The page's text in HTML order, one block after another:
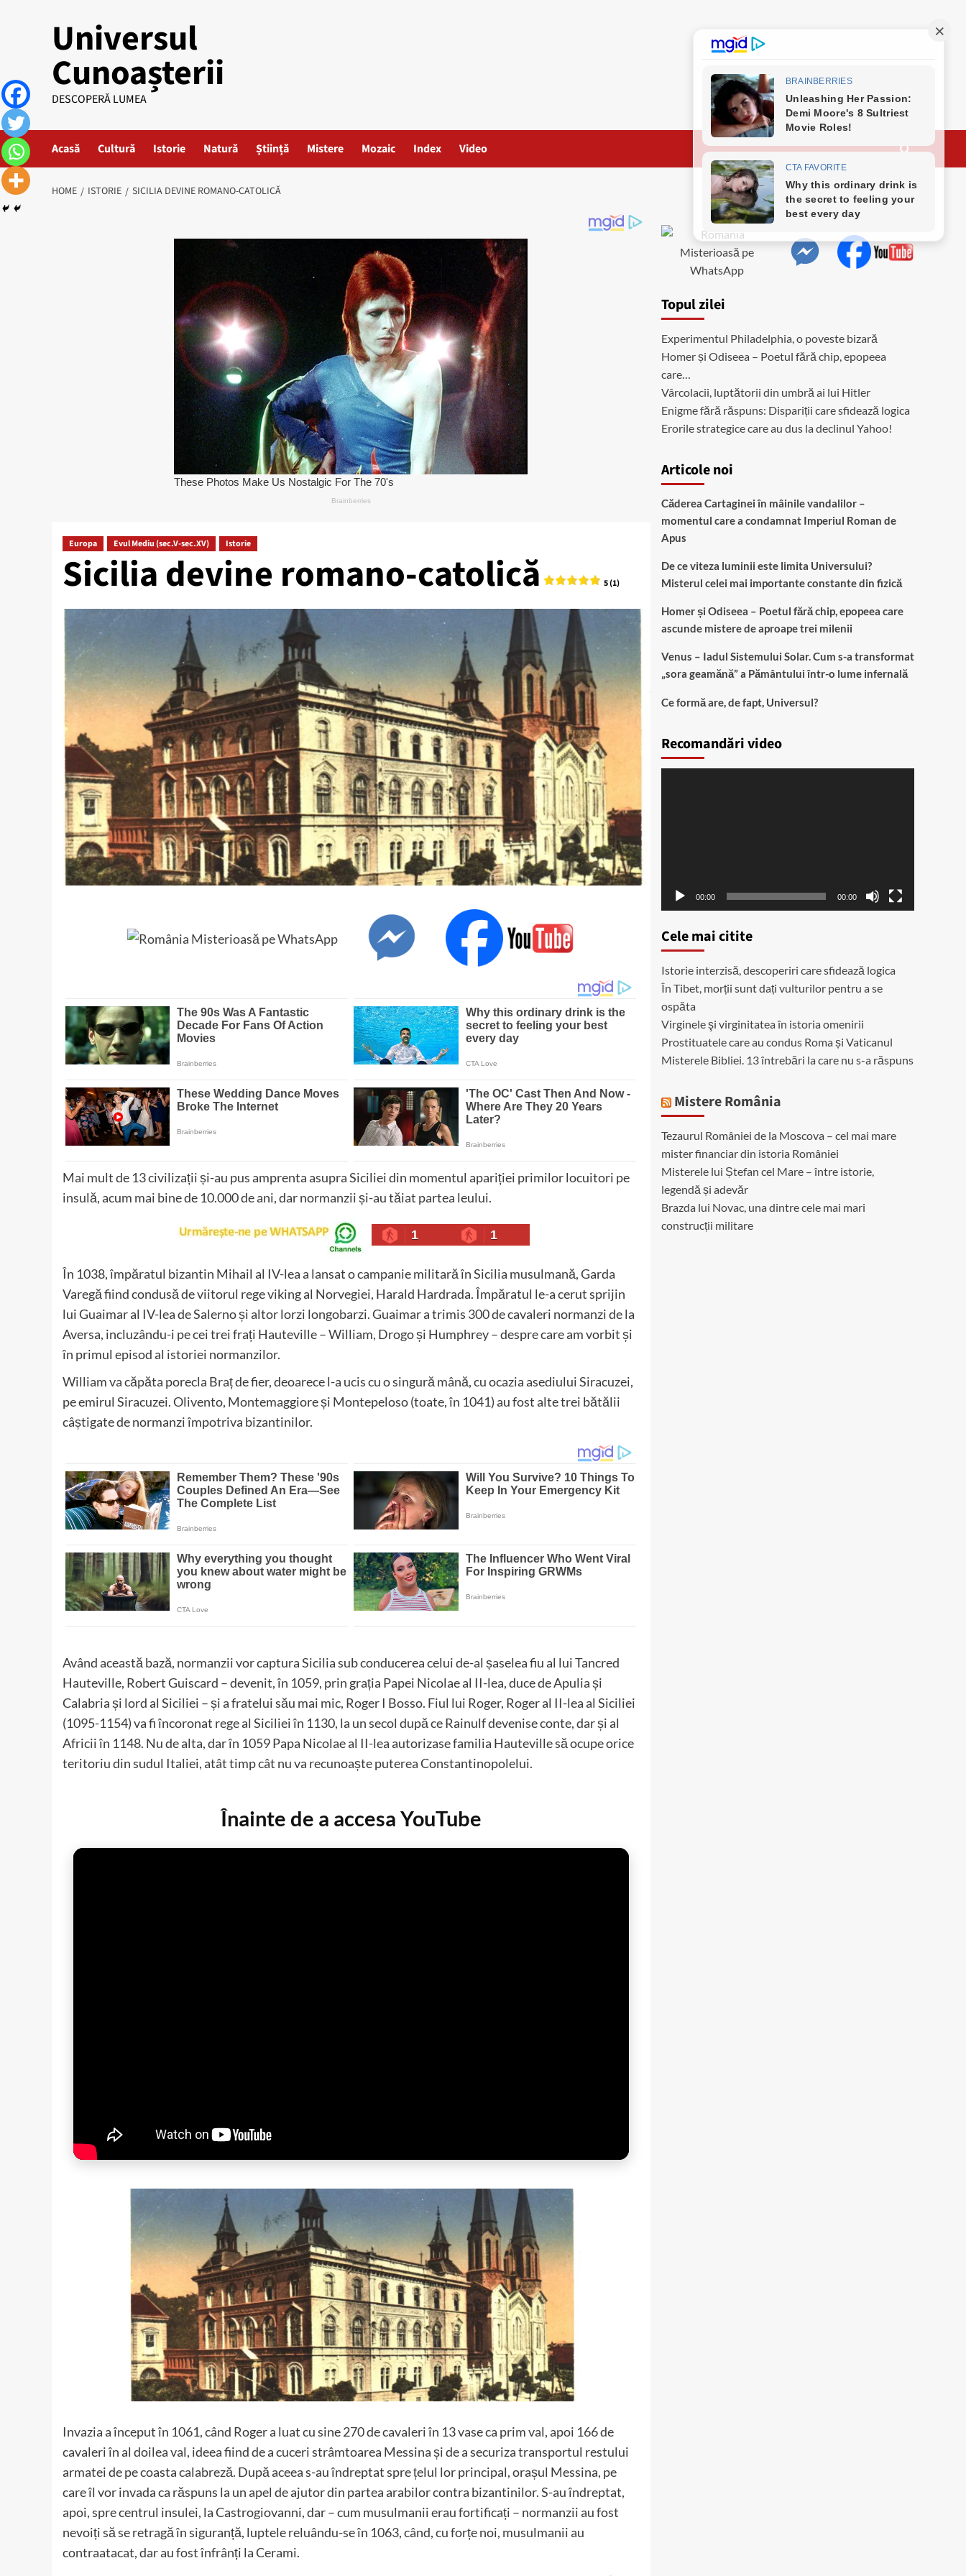
Universul
Cunoașterii
DESCOPERĂ LUMEA
Acasă Cultură Istorie Natură Știință Mistere Mozaic Index Video
HOME ISTORIE SICILIA DEVINE ROMANO-CATOLICĂ
Europa Evul Mediu (sec.V-sec.XV) Istorie
Sicilia devine romano-catolică 5 (1)
Mai mult de 13 civilizații și-au pus amprenta asupra Siciliei din momentul apariției primilor locuitori pe
insulă, acum mai bine de 10.000 de ani, dar normanzii și-au tăiat partea leului.
1 1
În 1038, împăratul bizantin Mihail al IV-lea a lansat o campanie militară în Sicilia musulmană, Garda
Varegă fiind condusă de viitorul rege viking al Norvegiei, Harald Hardrada. Împăratul le-a cerut sprijin
lui Guaimar al IV-lea de Salerno și altor lorzi longobarzi. Guaimar a trimis 300 de cavaleri normanzi de la
Aversa, incluzându-i pe cei trei frați Hauteville – William, Drogo și Humphrey – despre care am vorbit și
în primul episod al istoriei normanzilor.
William va căpăta porecla Braț de fier, deoarece l-a ucis cu o singură mână, cu ocazia asediului Siracuzei,
pe emirul Siracuzei. Olivento, Montemaggiore și Montepeloso (toate, în 1041) au fost alte trei bătălii
câștigate de normanzi împotriva bizantinilor.
Având această bază, normanzii vor captura Sicilia sub conducerea celui de-al șaselea fiu al lui Tancred
Hauteville, Robert Guiscard – devenit, în 1059, prin grația Papei Nicolae al II-lea, duce de Apulia și
Calabria și lord al Siciliei – și a fratelui său mai mic, Roger I Bosso. Fiul lui Roger, Roger al II-lea al Siciliei
(1095-1154) va fi încoronat rege al Siciliei în 1130, la un secol după ce Rainulf devenise conte, dar și al
Africii în 1148. Nu de alta, dar în 1059 Papa Nicolae al II-lea autorizase familia Hauteville să ocupe orice
teritoriu din sudul Italiei, atât timp cât nu va recunoaște puterea Constantinopolelui.
Înainte de a accesa YouTube
Invazia a început în 1061, când Roger a luat cu sine 270 de cavaleri în 13 vase ca prim val, apoi 166 de
cavaleri în al doilea val, ideea fiind de a cuceri strâmtoarea Messina și de a securiza transportul restului
armatei de pe coasta calabreză. După aceea s-au îndreptat spre țelul lor principal, orașul Messina, pe
care îl vor invada ca răspuns la un apel de ajutor din partea arabilor contra bizantinilor. S-au îndreptat,
apoi, spre centrul insulei, la Castrogiovanni, dar – cum musulmanii erau fortificați – normanzii au fost
nevoiți să se retragă în siguranță, luptele reluându-se în 1063, când, cu forțe noi, musulmanii au
contraatacat, dar au fost înfrânți la Cerami.
Topul zilei
Experimentul Philadelphia, o poveste bizară
Homer și Odiseea – Poetul fără chip, epopeea
care…
Vârcolacii, luptătorii din umbră ai lui Hitler
Enigme fără răspuns: Dispariții care sfidează logica
Erorile strategice care au dus la declinul Yahoo!
Articole noi
Căderea Cartaginei în mâinile vandalilor –
momentul care a condamnat Imperiul Roman de
Apus
De ce viteza luminii este limita Universului?
Misterul celei mai importante constante din fizică
Homer și Odiseea – Poetul fără chip, epopeea care
ascunde mistere de aproape trei milenii
Venus – Iadul Sistemului Solar. Cum s-a transformat
„sora geamănă” a Pământului într-o lume infernală
Ce formă are, de fapt, Universul?
Recomandări video
00:00 00:00
Cele mai citite
Istorie interzisă, descoperiri care sfidează logica
În Tibet, morții sunt dați vulturilor pentru a se
ospăta
Virginele şi virginitatea în istoria omenirii
Prostituatele care au condus Roma și Vaticanul
Misterele Bibliei. 13 întrebări la care nu s-a răspuns
Mistere România
Tezaurul României de la Moscova – cel mai mare
mister financiar din istoria României
Misterele lui Ștefan cel Mare – între istorie,
legendă și adevăr
Brazda lui Novac, una dintre cele mai mari
construcții militare